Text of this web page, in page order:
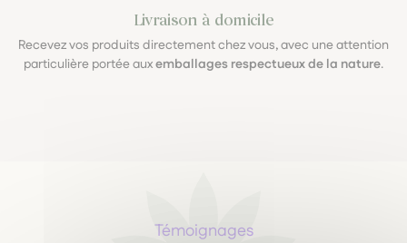
Livraison à domicile
Recevez vos produits directement chez vous, avec une attention
particulière portée auxemballages respectueux de la nature.
Témoignages